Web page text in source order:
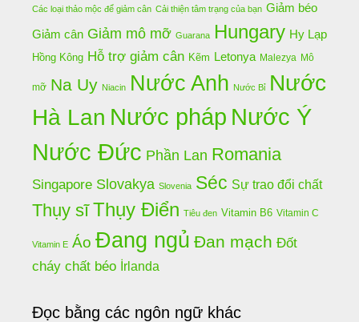
Các loại thảo mộc để giảm cân Cải thiện tâm trạng của bạn Giảm béo
Giảm cân Giảm mô mỡ Guarana Hungary Hy Lạp
Hồng Kông Hỗ trợ giảm cân Kẽm Letonya Malezya Mô
mỡ Na Uy Niacin Nước Anh Nước Bỉ Nước
Hà Lan Nước pháp Nước Ý
Nước Đức Phần Lan Romania
Singapore Slovakya Slovenia Séc Sự trao đổi chất
Thụy sĩ Thụy Điển Tiêu đen Vitamin B6 Vitamin C
Vitamin E Áo Đang ngủ Đan mạch Đốt
cháy chất béo İrlanda
Đọc bằng các ngôn ngữ khác